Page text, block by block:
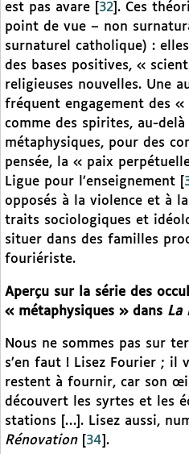
est pas avare
32 . Ces
point de vue – non
surnaturel catholique) :
des bases positives, «
religieuses nouvelles. Une
fréquent engagement des
comme des spirites, au-delà
métaphysiques, pour des
pensée, la « paix
Ligue pour l’enseignement
opposés à la violence et à
traits sociologiques et
situer dans des familles
fouriériste.
Aperçu sur la série des
« métaphysiques » dans La
Nous ne sommes pas sur
s’en faut ! Lisez Fourier ; il
restent à fournir, car son
découvert les syrtes et les
stations […]. Lisez aussi,
Rénovation[ 34 .